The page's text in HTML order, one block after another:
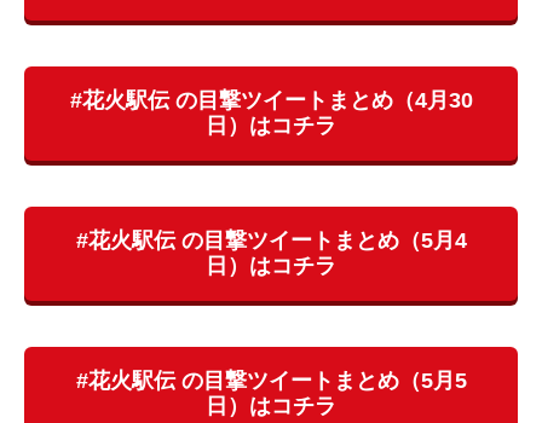
#花火駅伝 の目撃ツイートまとめ（4月30
日）はコチラ
#花火駅伝 の目撃ツイートまとめ（5月4
日）はコチラ
#花火駅伝 の目撃ツイートまとめ（5月5
日）はコチラ